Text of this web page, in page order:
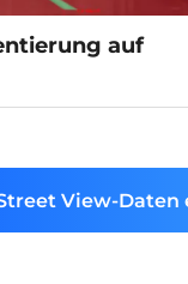
auf
View-Daten